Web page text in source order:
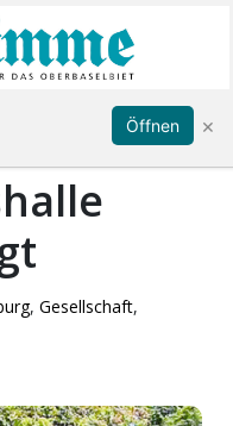
Anmelden
,Gesellschaft,
Öffnen ×